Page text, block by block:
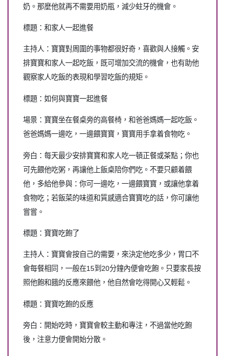
奶。那麼他就再不需要用奶瓶，減少蛀牙的機會。
標題：和家人一起進餐
主持人：寶寶對周圍的事物都很好奇，喜歡與人接觸。安
排寶寶和家人一起吃飯，既可增加交流的機會，也有助他
觀察家人吃飯的表現和學習吃飯的規矩。
標題：如何與寶寶一起進餐
場景：寶寶坐在餐桌旁的高餐椅，和爸爸媽媽一起吃飯。
爸爸媽媽一邊吃，一邊餵寶寶，寶寶用手拿着食物吃。
旁白：每天最少安排寶寶和家人吃一頓正餐或茶點；你也
可先餵他吃粥，再讓他上飯桌陪你們吃。不要只顧着餵
他，多給他參與：你可一邊吃，一邊餵寶寶，或讓他拿着
食物吃；若飯菜的味道和質感適合寶寶吃的話，你可讓他
嘗嘗。
標題：寶寶吃飽了
主持人：寶寶會按自己的需要，來決定他吃多少，胃口不
會每餐相同，一般在15到20分鐘內便會吃飽。只要家長按
照他飽和餓的反應來餵他，他自然會吃得開心又輕鬆。
標題：寶寶吃飽的反應
旁白：開始吃時，寶寶會較主動和專注，不過當他吃飽
後，注意力便會開始分散。